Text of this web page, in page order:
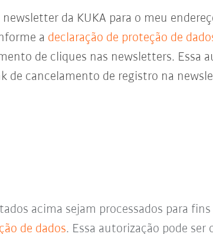
da KUKA para o meu
a declaração de proteção de
de cliques nas newsletters. Essa
cancelamento de registro na
acima sejam processados para
de dados. Essa autorização pode